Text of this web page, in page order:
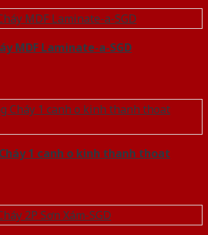
MDF Laminate-a-SGD
1 canh o kinh thanh thoat